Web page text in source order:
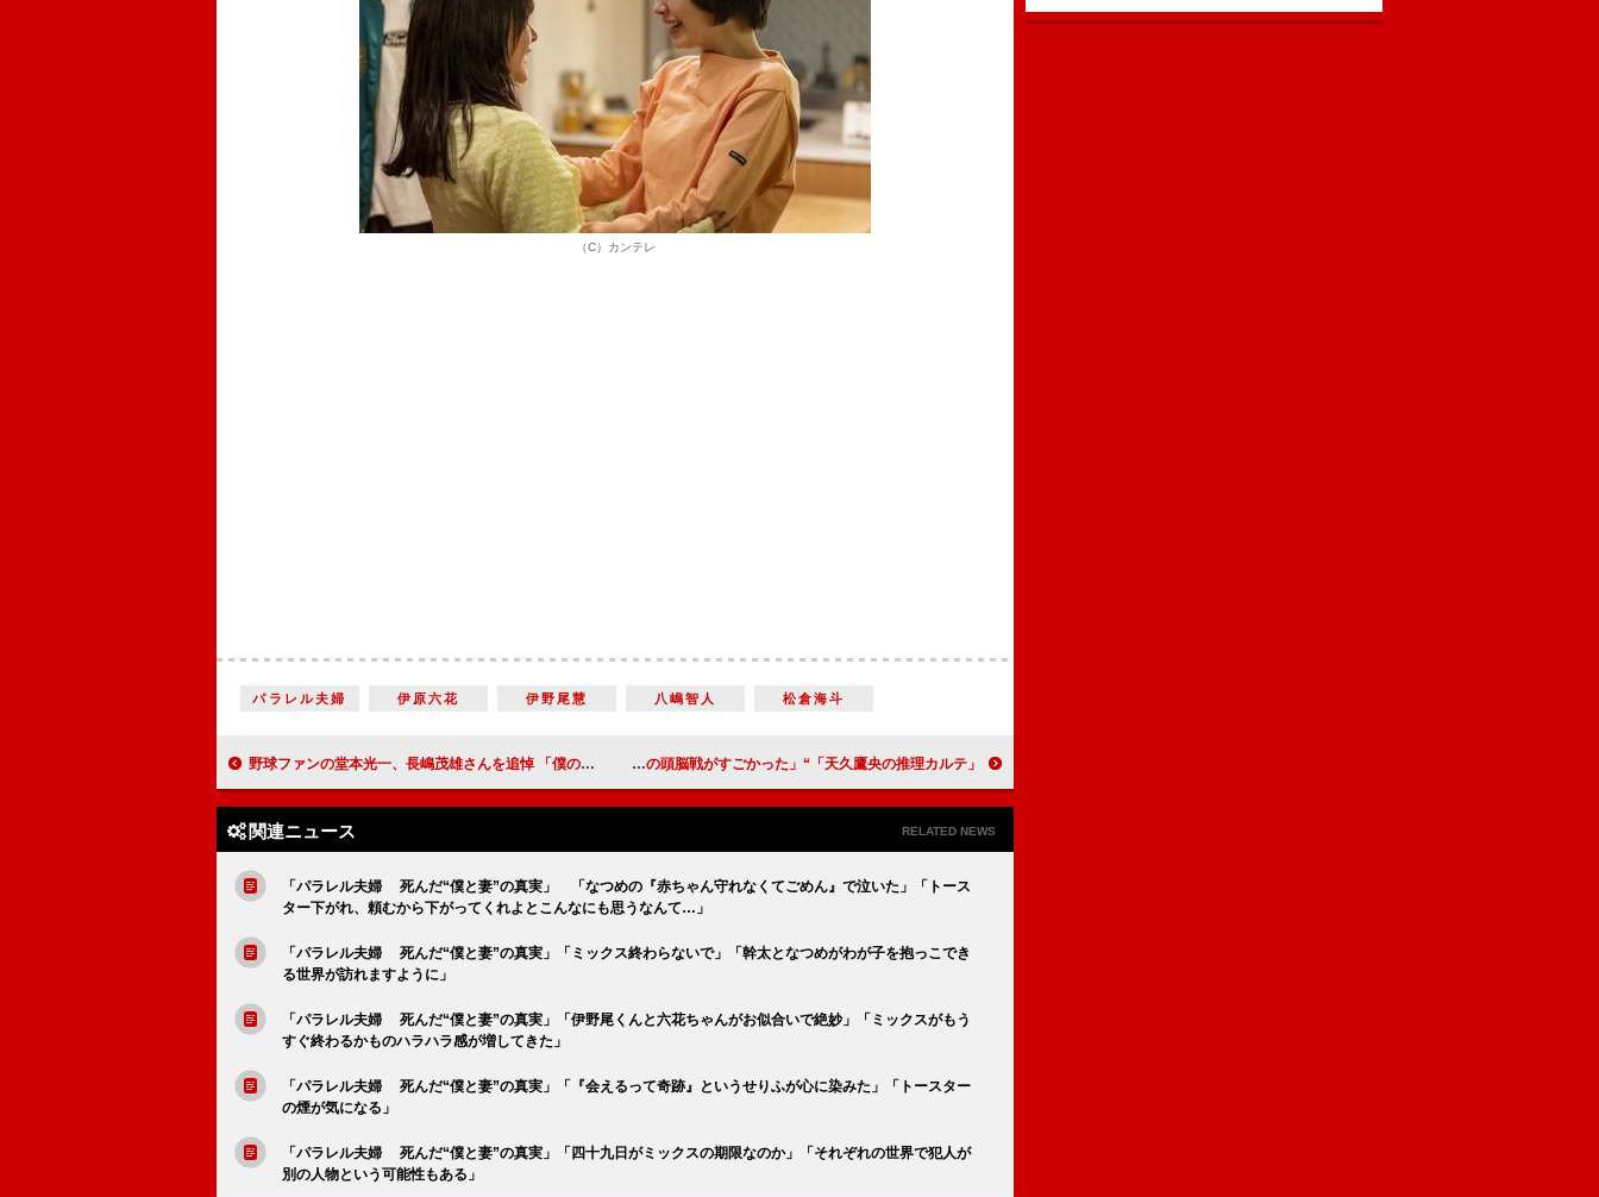
（C）カンテレ
パラレル夫婦 伊原六花 伊野尾慧 八嶋智人 松倉海斗
野球ファンの堂本光一、長嶋茂雄さんを追悼 「僕の中でヒーローとして生き続ける」 「天久鷹央の推理カルテ」“氷魚”賀来千香子と“鷹央”橋本環奈の師弟対決に反響 「氷魚先生との頭脳戦がすごかった」
関連ニュース RELATED NEWS
「パラレル夫婦 死んだ“僕と妻”の真実」 「なつめの『赤ちゃん守れなくてごめん』で泣いた」「トース
ター下がれ、頼むから下がってくれよとこんなにも思うなんて…」
「パラレル夫婦 死んだ“僕と妻”の真実」「ミックス終わらないで」「幹太となつめがわが子を抱っこでき
る世界が訪れますように」
「パラレル夫婦 死んだ“僕と妻”の真実」「伊野尾くんと六花ちゃんがお似合いで絶妙」「ミックスがもう
すぐ終わるかものハラハラ感が増してきた」
「パラレル夫婦 死んだ“僕と妻”の真実」「『会えるって奇跡』というせりふが心に染みた」「トースター
の煙が気になる」
「パラレル夫婦 死んだ“僕と妻”の真実」「四十九日がミックスの期限なのか」「それぞれの世界で犯人が
別の人物という可能性もある」